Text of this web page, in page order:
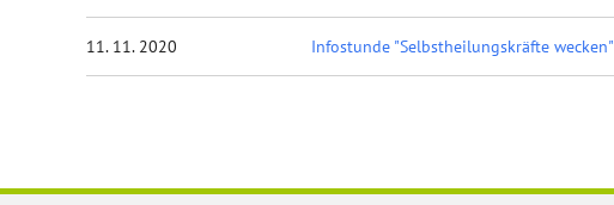
11. 11. 2020 Infostunde "Selbstheilungskräfte wecken"